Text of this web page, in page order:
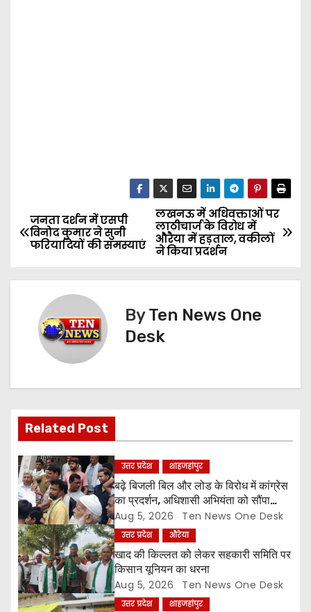
P
o
s
v
g
a
t
i
o
n
लखनऊ में अधिवक्ताओं पर
लाठीचार्ज के विरोध में
औरैया में हड़ताल, वकीलों
ने किया प्रदर्शन
जनता दर्शन में एसपी
विनोद कुमार ने सुनी
फरियादियों की समस्याएं
ByTen News One
Desk
Related Post
उत्तर प्रदेश शाहजहांपुर
बढ़े बिजली बिल और लोड के विरोध में कांग्रेस
का प्रदर्शन, अधिशासी अभियंता को सौंपा
ज्ञापन
Aug 5, 2026 Ten News One Desk
उत्तर प्रदेश औरेया
खाद की किल्लत को लेकर सहकारी समिति पर
किसान यूनियन का धरना
Aug 5, 2026 Ten News One Desk
उत्तर प्रदेश शाहजहांपुर